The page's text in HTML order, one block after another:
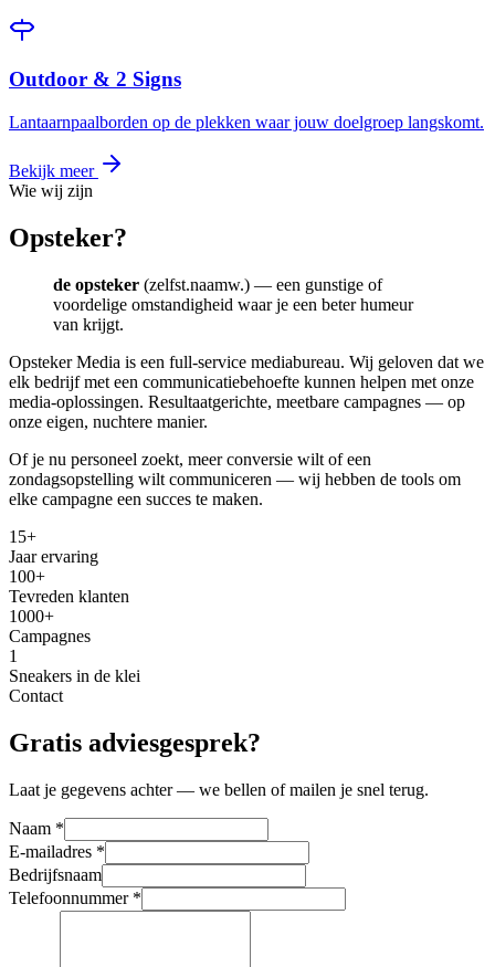
Outdoor & 2 Signs
Lantaarnpaalborden op de plekken waar jouw doelgroep langskomt.
Bekijk meer
Wie wij zijn
Opsteker?
de opsteker (zelfst.naamw.) — een gunstige of
voordelige omstandigheid waar je een beter humeur
van krijgt.
Opsteker Media is een full-service mediabureau. Wij geloven dat we
elk bedrijf met een communicatiebehoefte kunnen helpen met onze
media-oplossingen. Resultaatgerichte, meetbare campagnes — op
onze eigen, nuchtere manier.
Of je nu personeel zoekt, meer conversie wilt of een
zondagsopstelling wilt communiceren — wij hebben de tools om
elke campagne een succes te maken.
15+
Jaar ervaring
100+
Tevreden klanten
1000+
Campagnes
1
Sneakers in de klei
Contact
Gratis adviesgesprek?
Laat je gegevens achter — we bellen of mailen je snel terug.
Naam *
E-mailadres *
Bedrijfsnaam
Telefoonnummer *